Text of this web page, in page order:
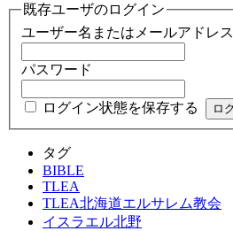
既存ユーザのログイン
ユーザー名またはメールアドレス
パスワード
ログイン状態を保存する
タグ
BIBLE
TLEA
TLEA北海道エルサレム教会
イスラエル北野